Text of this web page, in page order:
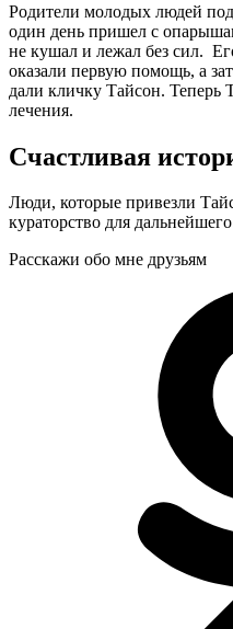
Родители молодых людей
один день пришел с
не кушал и лежал без сил.
оказали первую помощь, а
дали кличку Тайсон. Теперь
лечения.
Счастливая
Люди, которые привезли
кураторство для
Расскажи обо мне друзьям